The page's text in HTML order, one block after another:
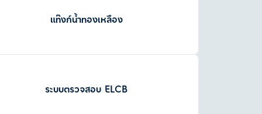
แท๊งก์น้ำทองเหลือง
ระบบตรวจสอบ ELCB